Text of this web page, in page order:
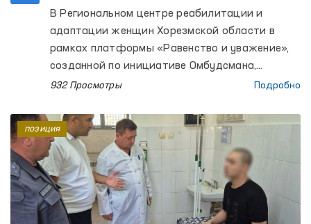
рассмотрены и решены обращения
женщин
В Региональном центре реабилитации и
адаптации женщин Хорезмской области в
рамках платформы «Равенство и уважение»,
созданной по инициативе Омбудсмана,
проведено мероприятие «Автобус правовой
932 Просмотры Подробно
позиция